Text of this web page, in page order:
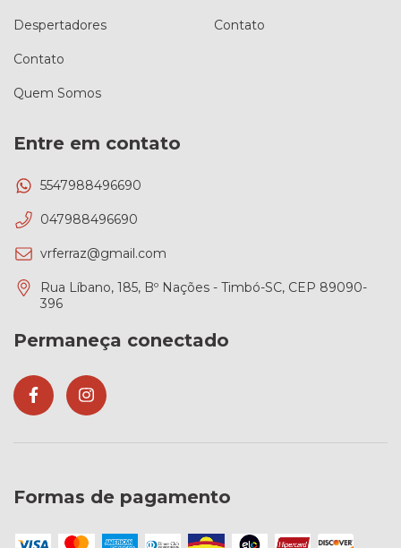
Despertadores
Contato
Quem Somos
Contato
Entre em contato
5547988496690
047988496690
vrferraz@gmail.com
Rua Líbano, 185, Bº Nações - Timbó-SC, CEP 89090-
396
Permaneça conectado
Formas de pagamento